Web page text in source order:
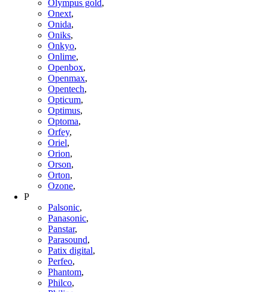
Olympus gold,
Onext,
Onida,
Oniks,
Onkyo,
Onlime,
Openbox,
Openmax,
Opentech,
Opticum,
Optimus,
Optoma,
Orfey,
Oriel,
Orion,
Orson,
Orton,
Ozone,
P
Palsonic,
Panasonic,
Panstar,
Parasound,
Patix digital,
Perfeo,
Phantom,
Philco,